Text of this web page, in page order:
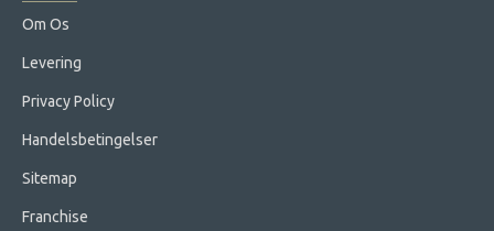
Om Os
Levering
Privacy Policy
Handelsbetingelser
Sitemap
Franchise